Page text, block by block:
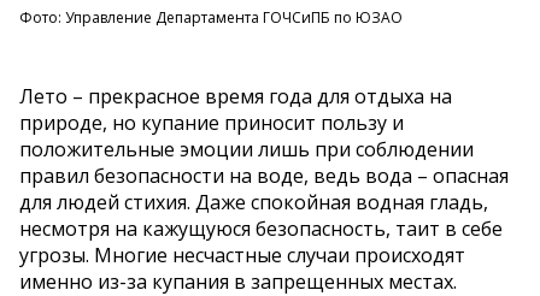
Фото: Управление Департамента ГОЧСиПБ по ЮЗАО
Лето – прекрасное время года для отдыха на
природе, но купание приносит пользу и
положительные эмоции лишь при соблюдении
правил безопасности на воде, ведь вода – опасная
для людей стихия. Даже спокойная водная гладь,
несмотря на кажущуюся безопасность, таит в себе
угрозы. Многие несчастные случаи происходят
именно из-за купания в запрещенных местах.